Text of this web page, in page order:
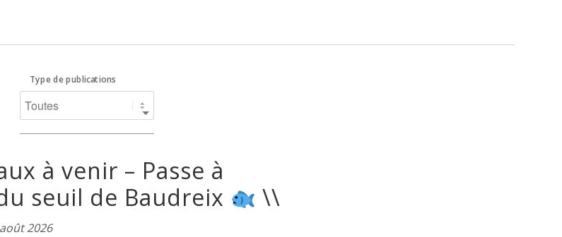
Type de publications
à venir – Passe à
seuil de Baudreix
\\
2026